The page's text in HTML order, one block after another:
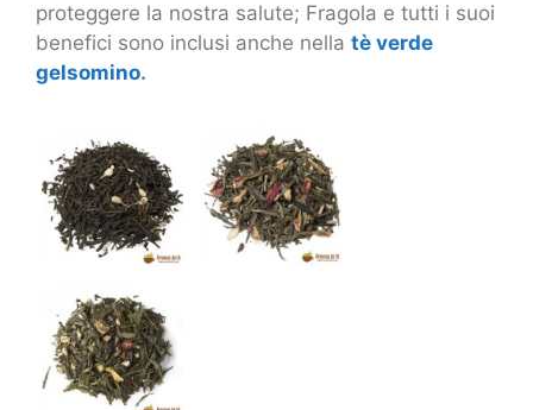
proteggere la nostra salute; Fragola e tutti i suoi
benefici sono inclusi anche nella tè verde
gelsomino.